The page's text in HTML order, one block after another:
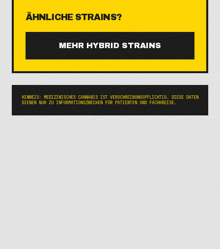
ÄHNLICHE STRAINS?
MEHR HYBRID STRAINS
HINWEIS: MEDIZINISCHES CANNABIS IST VERSCHREIBUNGSPFLICHTIG. DIESE DATEN
DIENEN NUR ZU INFORMATIONSZWECKEN FÜR PATIENTEN UND FACHKREISE.